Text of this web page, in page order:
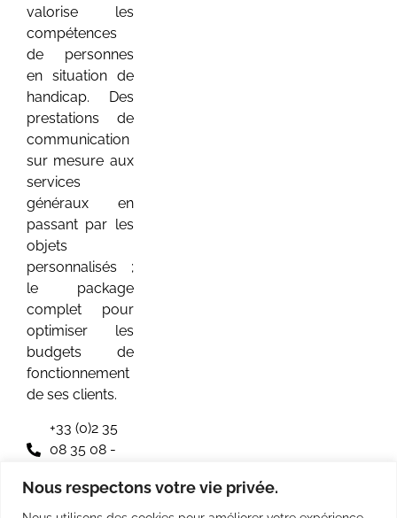
Nous respectons votre vie privée.
valorise les
compétences
de personnes
en situation de
handicap. Des
prestations de
communication
sur mesure aux
services
généraux en
passant par les
objets
personnalisés ;
le package
complet pour
optimiser les
budgets de
fonctionnement
de ses clients.
+33 (0)2 35
08 35 08 -